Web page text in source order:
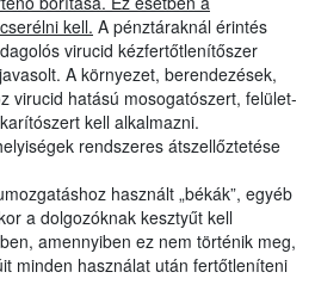
kell. A pénztáraknál érintés
virucid kézfertőtlenítőszer
A környezet, berendezések,
virucid hatású mosogatószert, felület-
kell alkalmazni.
rendszeres átszellőztetése
használt „békák”, egyéb
a dolgozóknak kesztyűt kell
amennyiben ez nem történik meg,
minden használat után fertőtleníteni